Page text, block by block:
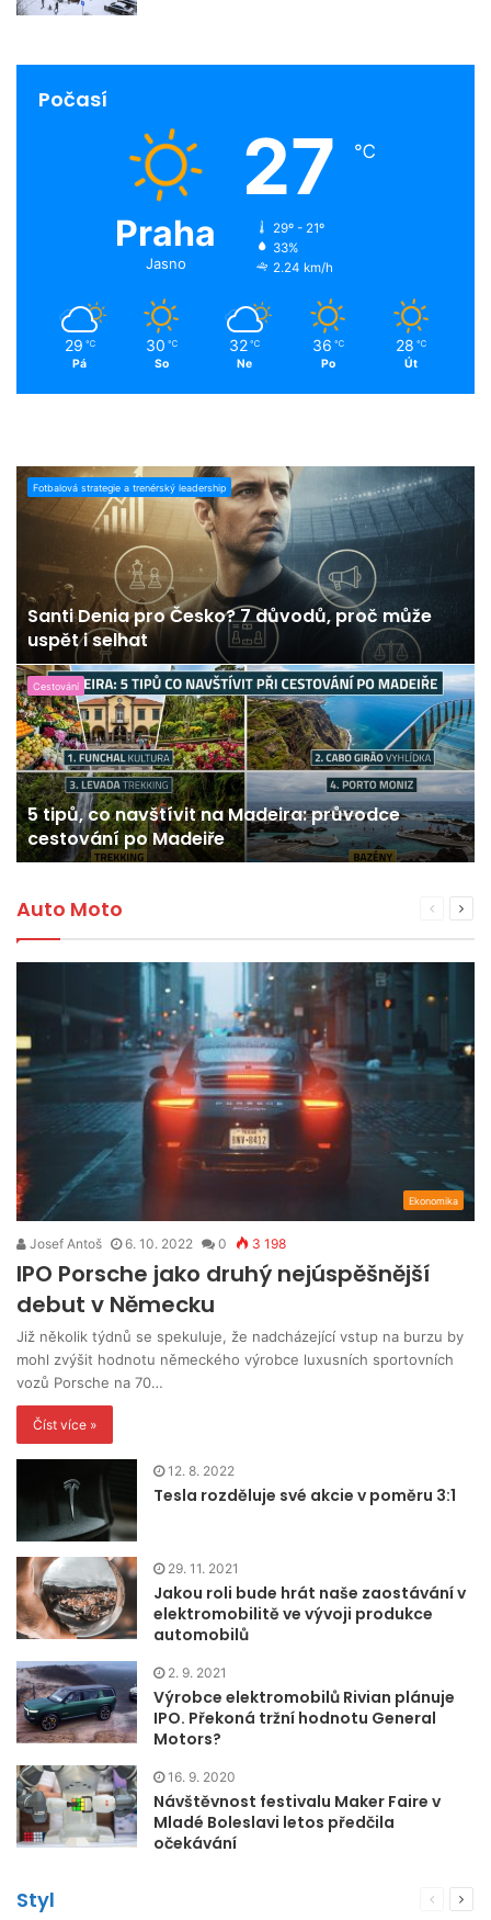
Počasí
Praha
Jasno
27 ℃
29º - 21º
33%
2.24 km/h
29 ℃
Pá
30 ℃
So
32 ℃
Ne
36 ℃
Po
28 ℃
Út
Fotbalová strategie a trenérský leadership
Santi Denia pro Česko? 7 důvodů, proč může
uspět i selhat
Cestování
5 tipů, co navštívit na Madeira: průvodce
cestování po Madeiře
Auto Moto
Ekonomika
Josef Antoš 6. 10. 2022 0 3 198
IPO Porsche jako druhý nejúspěšnější
debut v Německu
Již několik týdnů se spekuluje, že nadcházející vstup na burzu by
mohl zvýšit hodnotu německého výrobce luxusních sportovních
vozů Porsche na 70…
Číst více »
12. 8. 2022
Tesla rozděluje své akcie v poměru 3:1
29. 11. 2021
Jakou roli bude hrát naše zaostávání v
elektromobilitě ve vývoji produkce
automobilů
2. 9. 2021
Výrobce elektromobilů Rivian plánuje
IPO. Překoná tržní hodnotu General
Motors?
16. 9. 2020
Návštěvnost festivalu Maker Faire v
Mladé Boleslavi letos předčila
očekávání
Styl